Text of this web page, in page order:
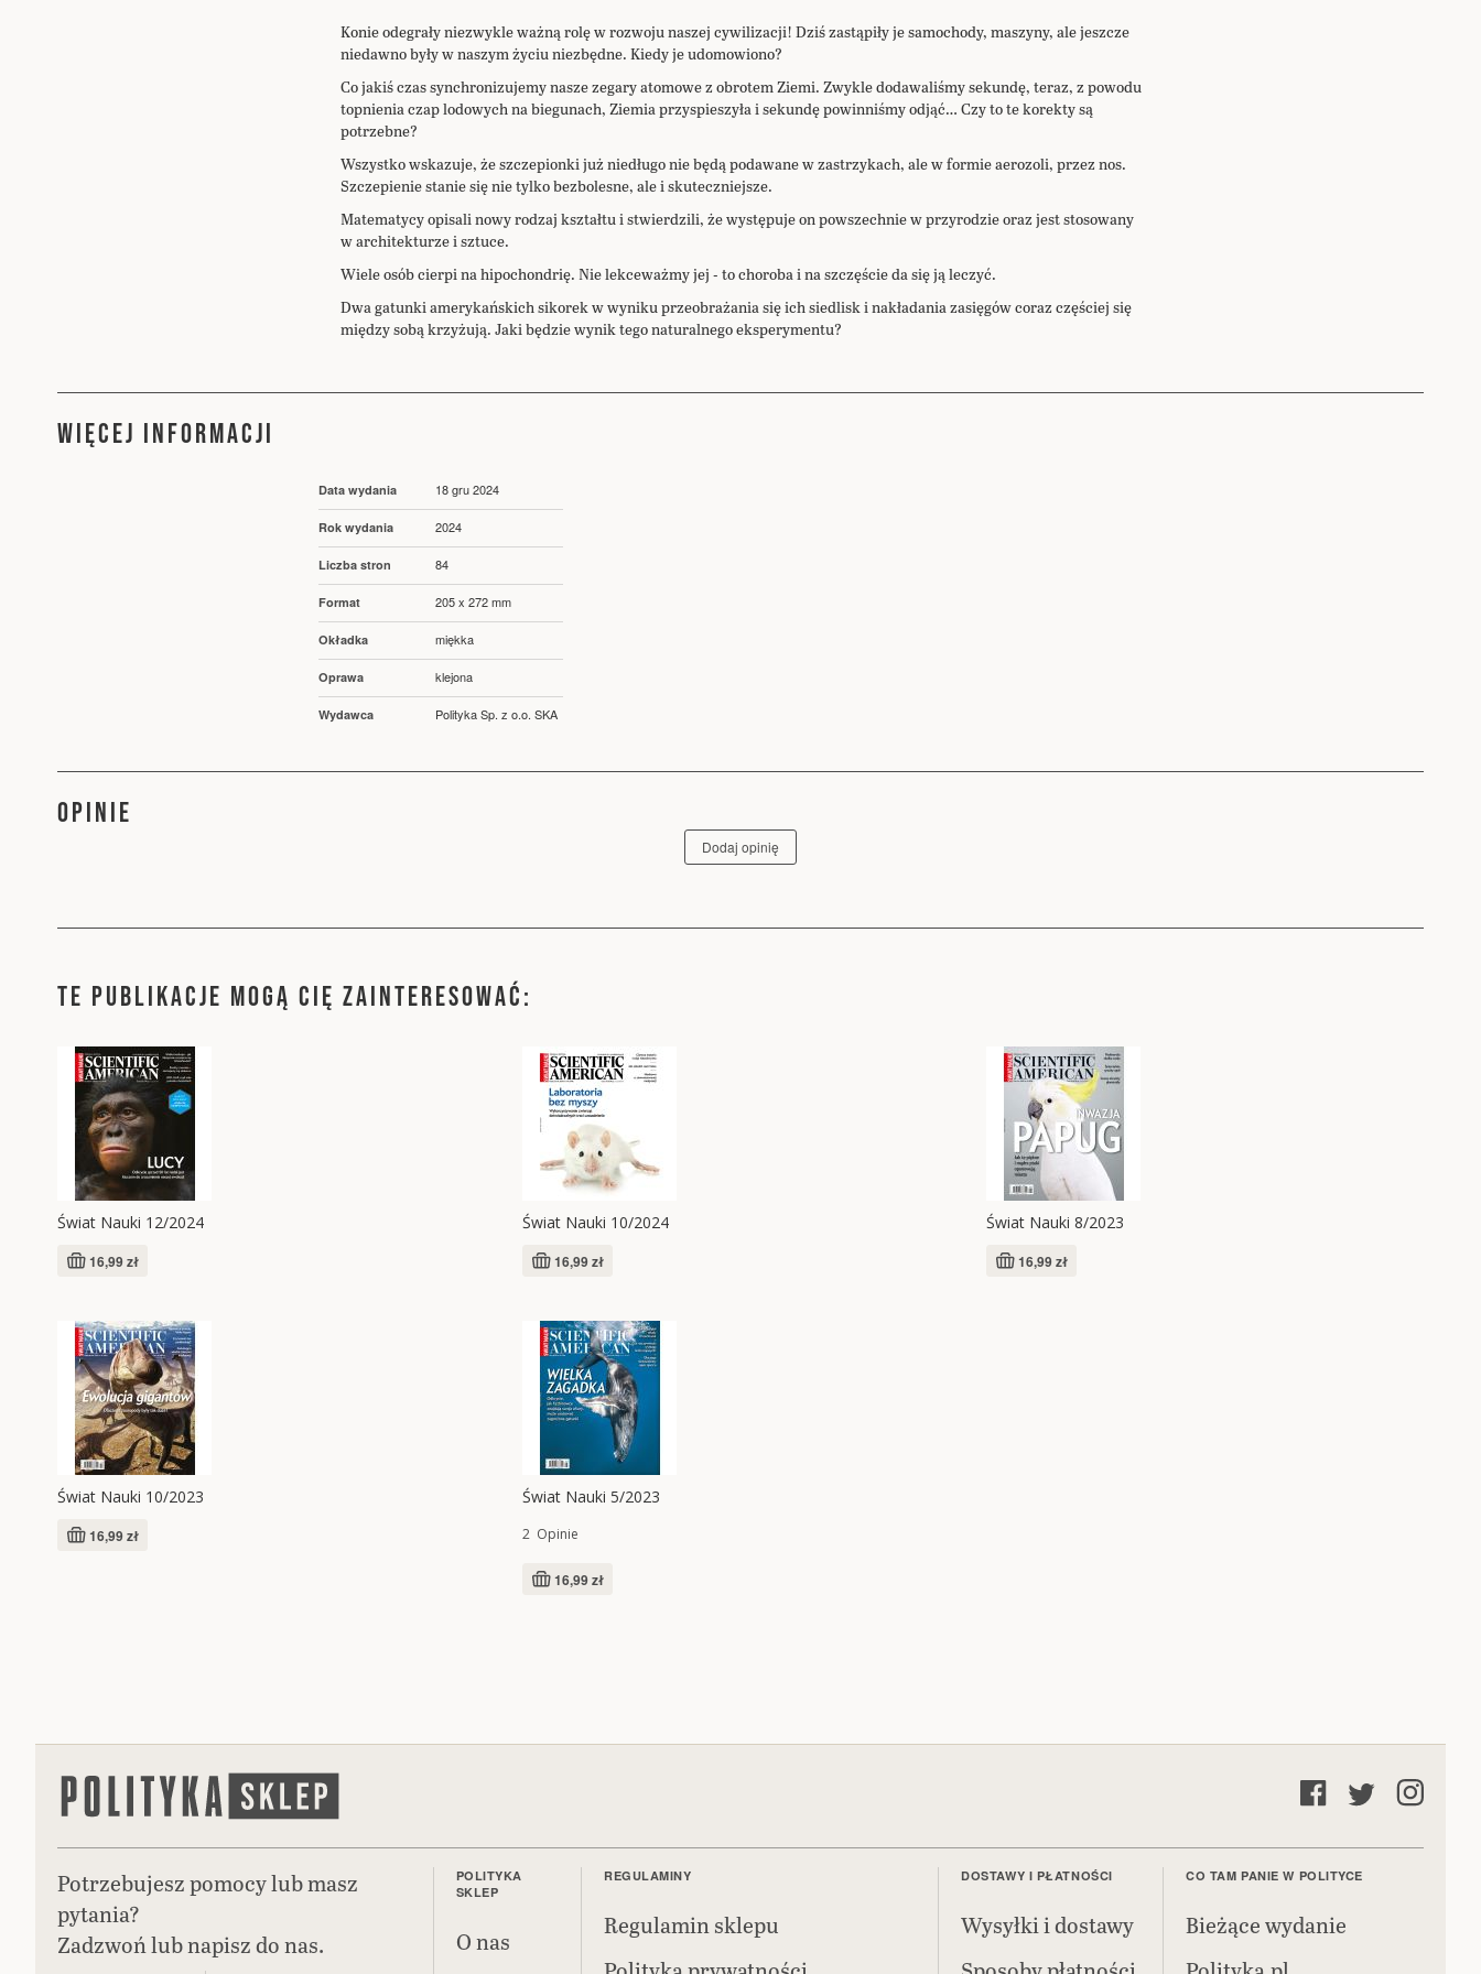
Konie odegrały niezwykle ważną rolę w rozwoju naszej cywilizacji! Dziś zastąpiły je samochody, maszyny, ale jeszcze
niedawno były w naszym życiu niezbędne. Kiedy je udomowiono?
Co jakiś czas synchronizujemy nasze zegary atomowe z obrotem Ziemi. Zwykle dodawaliśmy sekundę, teraz, z powodu
topnienia czap lodowych na biegunach, Ziemia przyspieszyła i sekundę powinniśmy odjąć… Czy to te korekty są
potrzebne?
Wszystko wskazuje, że szczepionki już niedługo nie będą podawane w zastrzykach, ale w formie aerozoli, przez nos.
Szczepienie stanie się nie tylko bezbolesne, ale i skuteczniejsze.
Matematycy opisali nowy rodzaj kształtu i stwierdzili, że występuje on powszechnie w przyrodzie oraz jest stosowany
w architekturze i sztuce.
Wiele osób cierpi na hipochondrię. Nie lekceważmy jej - to choroba i na szczęście da się ją leczyć.
Dwa gatunki amerykańskich sikorek w wyniku przeobrażania się ich siedlisk i nakładania zasięgów coraz częściej się
między sobą krzyżują. Jaki będzie wynik tego naturalnego eksperymentu?
WIĘCEJ INFORMACJI
Więcej
informacji
Data wydania 18 gru 2024
Rok wydania 2024
Liczba stron 84
Format 205 x 272 mm
Okładka miękka
Oprawa klejona
Wydawca Polityka Sp. z o.o. SKA
OPINIE
Dodaj opinię
TE PUBLIKACJE MOGĄ CIĘ ZAINTERESOWAĆ:
Świat Nauki 12/2024
16,99 zł
Świat Nauki 10/2024
16,99 zł
Świat Nauki 8/2023
16,99 zł
Świat Nauki 10/2023
16,99 zł
Świat Nauki 5/2023
2 Opinie
16,99 zł
Potrzebujesz pomocy lub masz
pytania?
Zadzwoń lub napisz do nas.
POLITYKA
SKLEP
O nas
REGULAMINY
Regulamin sklepu
DOSTAWY I PŁATNOŚCI
Wysyłki i dostawy
CO TAM PANIE W POLITYCE
Bieżące wydanie